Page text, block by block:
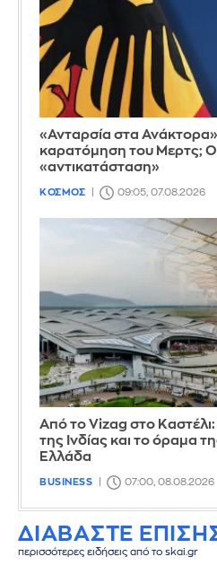
«Ανταρσία στα
καρατόμηση του Μερτς; Ο
«αντικατάσταση»
ΚΟΣΜΟΣ 09:05, 07.08.2026
Από το Vizag στο
της Ινδίας και το όραμα
Ελλάδα
BUSINESS 07:00, 08.08.2026
ΔΙΑΒΑΣΤΕ
περισσότερες ειδήσεις από το skai.gr